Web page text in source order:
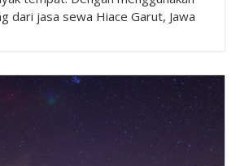
dari jasa sewa Hiace Garut, Jawa